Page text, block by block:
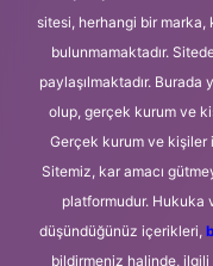
sitesi, herhangi bir marka,
bulunmamaktadır.
paylaşılmaktadır.
olup, gerçek kurum ve
Gerçek kurum ve kişiler
Sitemiz, kar amacı
platformudur. Hukuka
düşündüğünüz içerikleri,
bildirmeniz halinde,